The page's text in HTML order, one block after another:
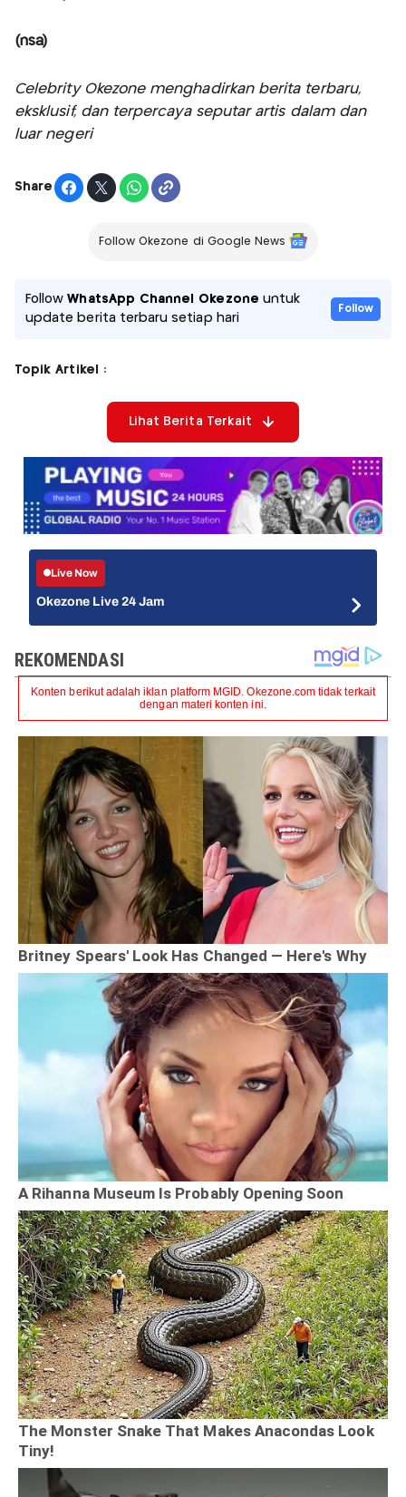
(nsa)
Celebrity Okezone menghadirkan berita terbaru,
eksklusif, dan terpercaya seputar artis dalam dan
luar negeri
Share
Follow Okezone di Google News
FollowWhatsApp Channel Okezone untuk
update berita terbaru setiap hari
Follow
Topik Artikel :
Lihat Berita Terkait
Live Now
Okezone Live 24 Jam